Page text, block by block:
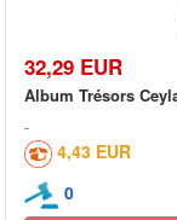
32,29 EUR
Album Trésors
4,43 EUR
0